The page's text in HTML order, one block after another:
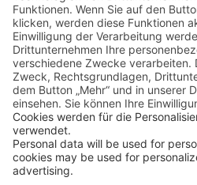
Reiseleiterin und Fotografin
die Insel genau und kann
Suche und Auswahl eines
helfen. Spezielle Wünsche
Hilfe bei der Reservierung
Restaurants übernimmt sie
Extras:
Zusätzliche
einen Videografen, Blumen,
zum Anstoßen, Ukulele